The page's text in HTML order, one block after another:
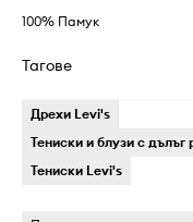
100% Памук
Тагове
Дрехи Levi's
Тениски и блузи с дълъг
Тениски Levi's